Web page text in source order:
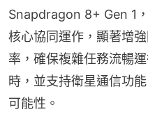
Snapdragon 8+ Gen 1
核心協同運作，顯著增
率，確保複雜任務流暢
時，並支持衛星通信功
可能性。